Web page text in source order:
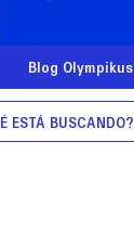
Blog Olympikus
buscando?